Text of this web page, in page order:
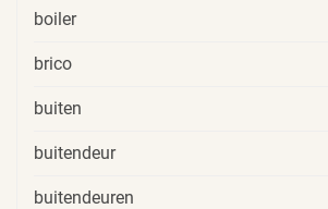
boiler
brico
buiten
buitendeur
buitendeuren